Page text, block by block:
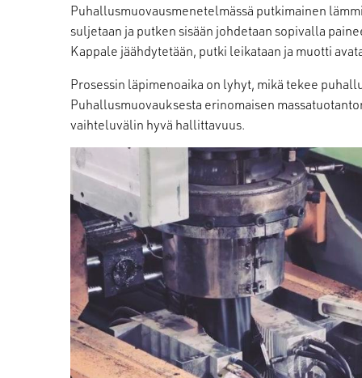
Puhallusmuovausmenetelmässä putkimainen
suljetaan ja putken sisään johdetaan sopivalla
Kappale jäähdytetään, putki leikataan ja muotti
Prosessin läpimenoaika on lyhyt, mikä tekee
Puhallusmuovauksesta erinomaisen
vaihteluvälin hyvä hallittavuus.